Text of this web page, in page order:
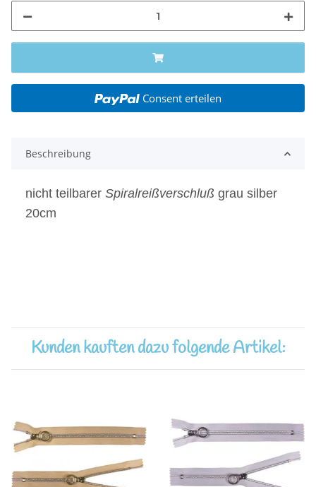
Consent erteilen
Beschreibung
nicht teilbarer Spiralreißverschluß grau silber
20cm
Kunden kauften dazu folgende Artikel: